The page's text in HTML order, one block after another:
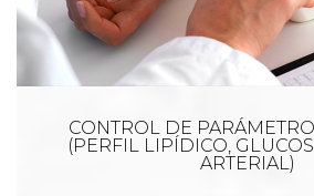
CONTROL DE
(PERFIL LIPÍDICO,
ARTERIAL)